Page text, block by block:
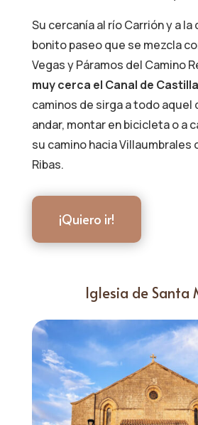
Su cercanía al río Carrión y a
bonito paseo que se mezcla
Vegas y Páramos del Camino
muy cerca el Canal de Castilla
caminos de sirga a todo aquel
andar, montar en bicicleta o a
su camino hacia Villaumbrales
Ribas.
¡Quiero ir!
Iglesia de Santa